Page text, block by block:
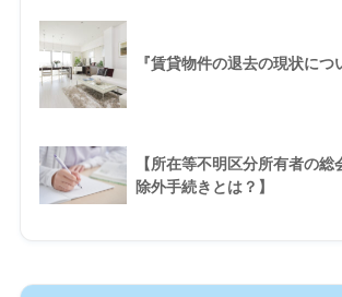
『賃貸物件の退去の現状につ
【所在等不明区分所有者の
除外手続きとは？】